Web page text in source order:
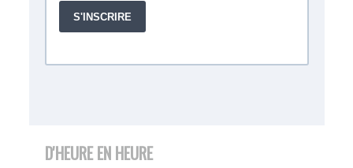
D'HEURE EN HEURE